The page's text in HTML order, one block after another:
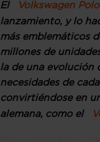
El Volkswagen Polo
lanzamiento, y lo
más emblemáticos
millones de
la de una evolución
necesidades de
convirtiéndose en
alemana, como el